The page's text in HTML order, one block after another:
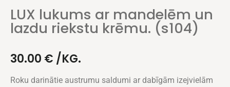
LUX lukums ar mandelēm un
lazdu riekstu krēmu. (s104)
30.00 € /KG.
Roku darinātie austrumu saldumi ar dabīgām izejvielām